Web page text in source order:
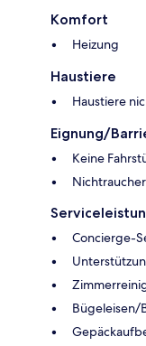
Komfort
Heizung
Haustiere
Haustiere
Eignung/
Keine
Concierge-